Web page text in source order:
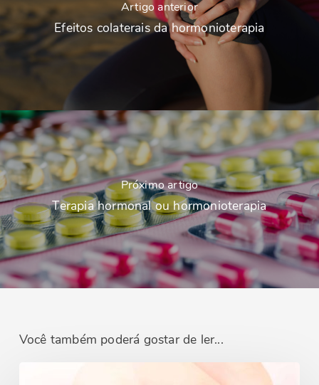
Artigo anterior
Efeitos colaterais da hormonioterapia
Próximo artigo
Terapia hormonal ou hormonioterapia
Você também poderá gostar de ler...